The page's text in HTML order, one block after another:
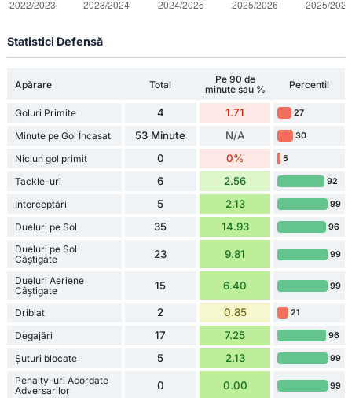
Statistici Defensă
Apărare Total
Pe 90 de
minute sau %
Percentil
Goluri Primite 4 1.71 27
Minute pe Gol Încasat 53 Minute N/A 30
Niciun gol primit 0 0% 5
Tackle-uri 6 2.56 92
Interceptări 5 2.13 99
Dueluri pe Sol 35 14.93 96
Dueluri pe Sol
Câștigate
23 9.81 99
Dueluri Aeriene
Câștigate
15 6.40 99
Driblat 2 0.85 21
Degajări 17 7.25 96
Șuturi blocate 5 2.13 99
Penalty-uri Acordate
Adversarilor
0 0.00 99